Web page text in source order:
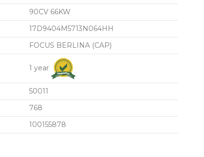
90CV 66KW
17D9404M5713N064HH
FOCUS BERLINA (CAP)
1 year
50011
768
100155878